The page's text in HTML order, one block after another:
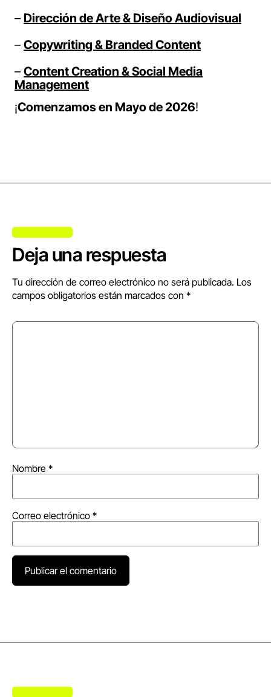
– Dirección de Arte & Diseño Audiovisual
– Copywriting & Branded Content
– Content Creation & Social Media
Management
¡Comenzamos en Mayo de 2026!
Deja una respuesta
Tu dirección de correo electrónico no será publicada. Los
campos obligatorios están marcados con *
Nombre *
Correo electrónico *